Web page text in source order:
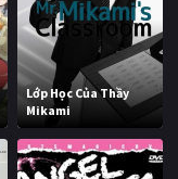
Lớp Học Của Thầy
Mikami